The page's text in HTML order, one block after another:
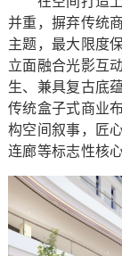
并重，摒弃传统
主题，最大限度
立面融合光影互
生、兼具复古底
传统盒子式商业
构空间叙事，匠
连廊等标志性核心